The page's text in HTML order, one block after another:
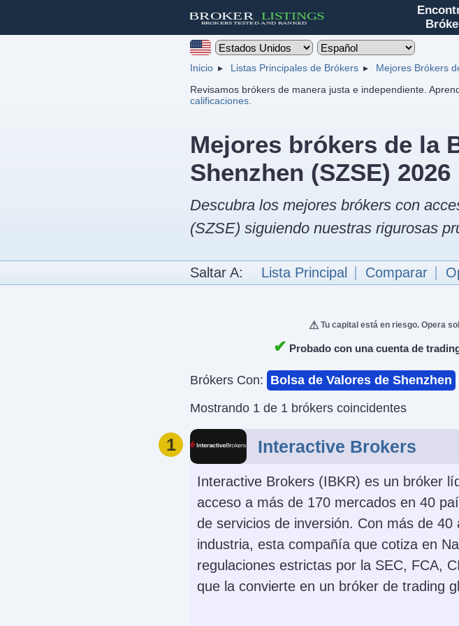
Inicio Listas Principales de Brókers
Mejores Brókers
Revisamos brókers de manera justa e independiente.
calificaciones
Mejores brókers de la
Shenzhen (SZSE) 2026
Descubra los mejores brókers con
(SZSE) siguiendo nuestras rigurosas
Saltar A: Lista Principal Comparar
Tu capital está en riesgo. Opera
✔ Probado con una cuenta de
Brókers Con: Bolsa de Valores de Shenzhen
Mostrando 1 de 1 brókers coincidentes
1 Interactive Brokers
Interactive Brokers (IBKR) es un bróker
acceso a más de 170 mercados en 40
de servicios de inversión. Con más de 40
industria, esta compañía que cotiza en
regulaciones estrictas por la SEC, FCA,
que la convierte en un bróker de trading